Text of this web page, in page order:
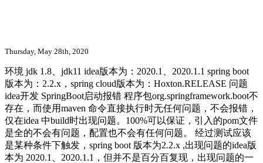
Thursday, May 28th, 2020
环境 jdk 1.8、jdk11 idea版本为：2020.1、2020.1.1 spring boot
版本为：2.2.x，spring cloud版本为：Hoxton.RELEASE 问题
idea开发 SpringBoot启动报错 程序包org.springframework.boot不
存在，而使用maven 命令直接执行时无任何问题，不会报错，
仅在idea 中build时出现问题。100%可以保证，引入的pom文件
是全的不会有问题，配置也不会有任何问题。 经过测试应该
是某种条件下触发，spring boot 版本为2.2.x ,出现问题的idea版
本为 2020.1、2020.1.1，但并不是百分百复现，出现问题的一